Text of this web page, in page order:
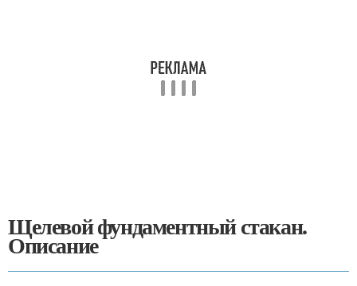
Щелевой фундаментный стакан.
Описание